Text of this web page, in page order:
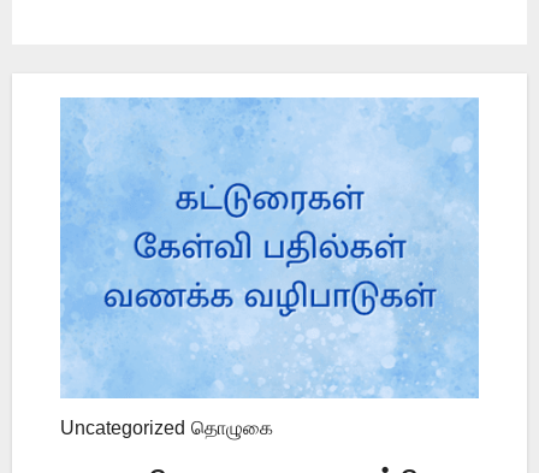
Uncategorized தொழுகை